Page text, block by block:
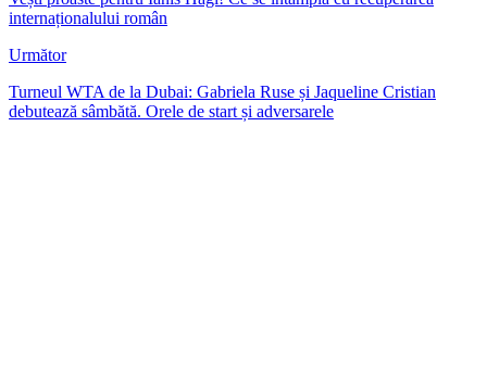
internaționalului român
Următor
Turneul WTA de la Dubai: Gabriela Ruse și Jaqueline Cristian
debutează sâmbătă. Orele de start și adversarele